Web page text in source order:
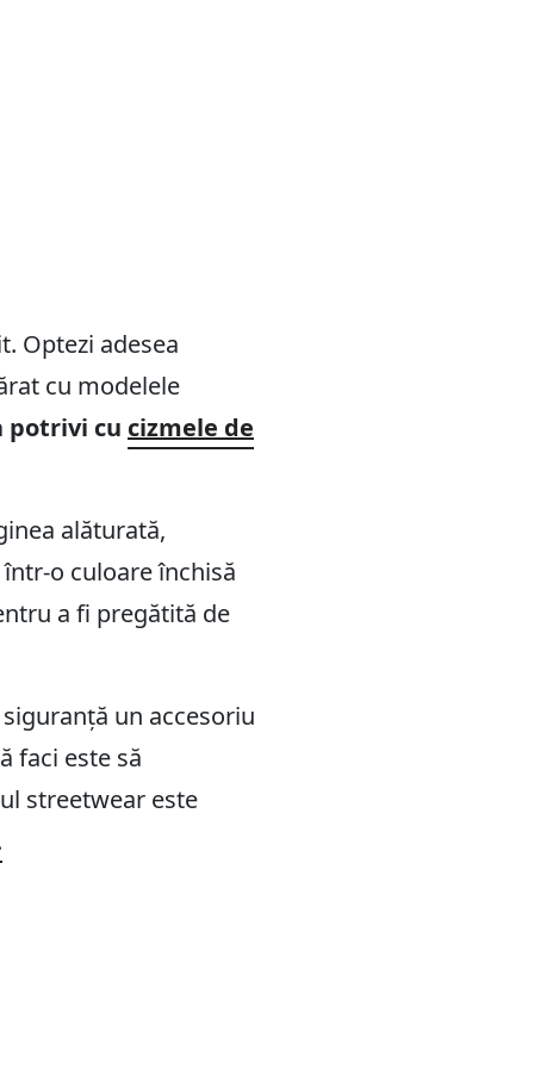
Optezi adesea
cu modelele
potrivi cu cizmele de
alăturată,
o culoare închisă
a fi pregătită de
un accesoriu
faci este să
streetwear este